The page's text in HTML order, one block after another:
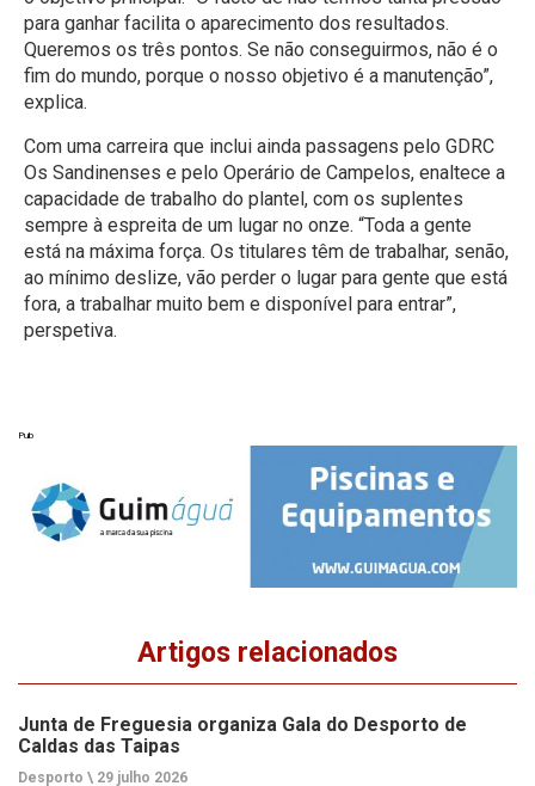
para ganhar facilita o aparecimento dos resultados.
Queremos os três pontos. Se não conseguirmos, não é o
fim do mundo, porque o nosso objetivo é a manutenção”,
explica.
Com uma carreira que inclui ainda passagens pelo GDRC
Os Sandinenses e pelo Operário de Campelos, enaltece a
capacidade de trabalho do plantel, com os suplentes
sempre à espreita de um lugar no onze. “Toda a gente
está na máxima força. Os titulares têm de trabalhar, senão,
ao mínimo deslize, vão perder o lugar para gente que está
fora, a trabalhar muito bem e disponível para entrar”,
perspetiva.
Pub
Artigos relacionados
Junta de Freguesia organiza Gala do Desporto de
Caldas das Taipas
Desporto \ 29 julho 2026